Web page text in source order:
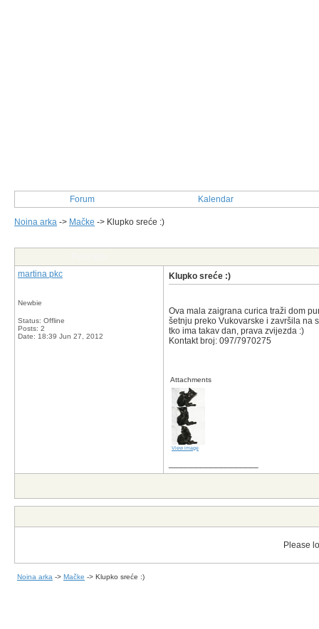
Forum Kalendar
Noina arka -> Mačke -> Klupko sreće :)
martina pkc
Newbie
Status: Offline
Posts: 2
Date: 18:39 Jun 27, 2012
Klupko sreće :)
Ova mala zaigrana curica traži dom
šetnju preko Vukovarske i završila na
tko ima takav dan, prava zvijezda :)
Kontakt broj: 097/7970275
Attachments
View image
Please
Noina arka -> Mačke -> Klupko sreće :)